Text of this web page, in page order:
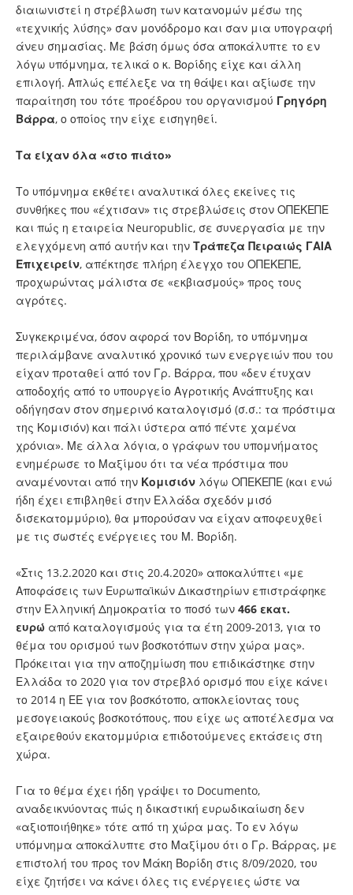
διαιωνιστεί η στρέβλωση των κατανομών μέσω της
«τεχνικής λύσης» σαν μονόδρομο και σαν μια υπογραφή
άνευ σημασίας. Με βάση όμως όσα αποκάλυπτε το εν
λόγω υπόμνημα, τελικά ο κ. Βορίδης είχε και άλλη
επιλογή. Απλώς επέλεξε να τη θάψει και αξίωσε την
παραίτηση του τότε προέδρου του οργανισμού Γρηγόρη
Βάρρα, ο οποίος την είχε εισηγηθεί.
Τα είχαν όλα «στο πιάτο»
Το υπόμνημα εκθέτει αναλυτικά όλες εκείνες τις
συνθήκες που «έχτισαν» τις στρεβλώσεις στον ΟΠΕΚΕΠΕ
και πώς η εταιρεία Neuropublic, σε συνεργασία με την
ελεγχόμενη από αυτήν και την Τράπεζα Πειραιώς ΓΑΙΑ
Επιχειρείν, απέκτησε πλήρη έλεγχο του ΟΠΕΚΕΠΕ,
προχωρώντας μάλιστα σε «εκβιασμούς» προς τους
αγρότες.
Συγκεκριμένα, όσον αφορά τον Βορίδη, το υπόμνημα
περιλάμβανε αναλυτικό χρονικό των ενεργειών που του
είχαν προταθεί από τον Γρ. Βάρρα, που «δεν έτυχαν
αποδοχής από το υπουργείο Αγροτικής Ανάπτυξης και
οδήγησαν στον σημερινό καταλογισμό (σ.σ.: τα πρόστιμα
της Κομισιόν) και πάλι ύστερα από πέντε χαμένα
χρόνια». Με άλλα λόγια, ο γράφων του υπομνήματος
ενημέρωσε το Μαξίμου ότι τα νέα πρόστιμα που
αναμένονται από την Κομισιόν λόγω ΟΠΕΚΕΠΕ (και ενώ
ήδη έχει επιβληθεί στην Ελλάδα σχεδόν μισό
δισεκατομμύριο), θα μπορούσαν να είχαν αποφευχθεί
με τις σωστές ενέργειες του Μ. Βορίδη.
«Στις 13.2.2020 και στις 20.4.2020» αποκαλύπτει «με
Αποφάσεις των Ευρωπαϊκών Δικαστηρίων επιστράφηκε
στην Ελληνική Δημοκρατία το ποσό των 466 εκατ.
ευρώ από καταλογισμούς για τα έτη 2009-2013, για το
θέμα του ορισμού των βοσκοτόπων στην χώρα μας».
Πρόκειται για την αποζημίωση που επιδικάστηκε στην
Ελλάδα το 2020 για τον στρεβλό ορισμό που είχε κάνει
το 2014 η ΕΕ για τον βοσκότοπο, αποκλείοντας τους
μεσογειακούς βοσκοτόπους, που είχε ως αποτέλεσμα να
εξαιρεθούν εκατομμύρια επιδοτούμενες εκτάσεις στη
χώρα.
Για το θέμα έχει ήδη γράψει το Documento,
αναδεικνύοντας πώς η δικαστική ευρωδικαίωση δεν
«αξιοποιήθηκε» τότε από τη χώρα μας. Το εν λόγω
υπόμνημα αποκάλυπτε στο Μαξίμου ότι ο Γρ. Βάρρας, με
επιστολή του προς τον Μάκη Βορίδη στις 8/09/2020, του
είχε ζητήσει να κάνει όλες τις ενέργειες ώστε να